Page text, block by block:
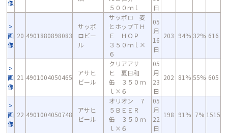
像
５００ｍｌ
日
画
像
20 4901880898083
サッポ
ロビー
ル
サッポロ 麦
とホップＴＨ
Ｅ ＨＯＰ
３５０ｍｌ×
６
05
月
16
日
203 94% 32% 616
画
像
21 4901004050465
アサヒ
ビール
クリアアサ
ヒ 夏日和
缶 ３５０ｍ
ｌ×６
05
月
23
日
202 81% 55% 605
画
像
22 4901004050748
アサヒ
ビール
オリオン ７
５ＢＥＥＲ
缶 ３５０ｍ
ｌ×６
05
月
22
日
198 91% 7% 1515